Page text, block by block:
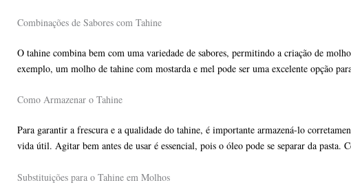
Combinações de Sabores com Tahine
O tahine combina bem com uma variedade de sabores, permitindo a criação de
exemplo, um molho de tahine com mostarda e mel pode ser uma excelente opção
Como Armazenar o Tahine
Para garantir a frescura e a qualidade do tahine, é importante armazená-lo
vida útil. Agitar bem antes de usar é essencial, pois o óleo pode se separar da pasta.
Substituições para o Tahine em Molhos